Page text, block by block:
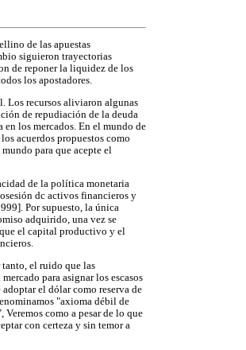
de las apuestas
siguieron trayectorias
de reponer la liquidez de los
los apostadores.
Los recursos aliviaron algunas
de repudiación de la deuda
en los mercados. En el mundo de
acuerdos propuestos como
para que acepte el
de la política monetaria
dc activos financieros y
Por supuesto, la única
adquirido, una vez se
que el capital productivo y el
el ruido que las
para asignar los escasos
el dólar como reserva de
"axioma débil de
como a pesar de lo que
con certeza y sin temor a